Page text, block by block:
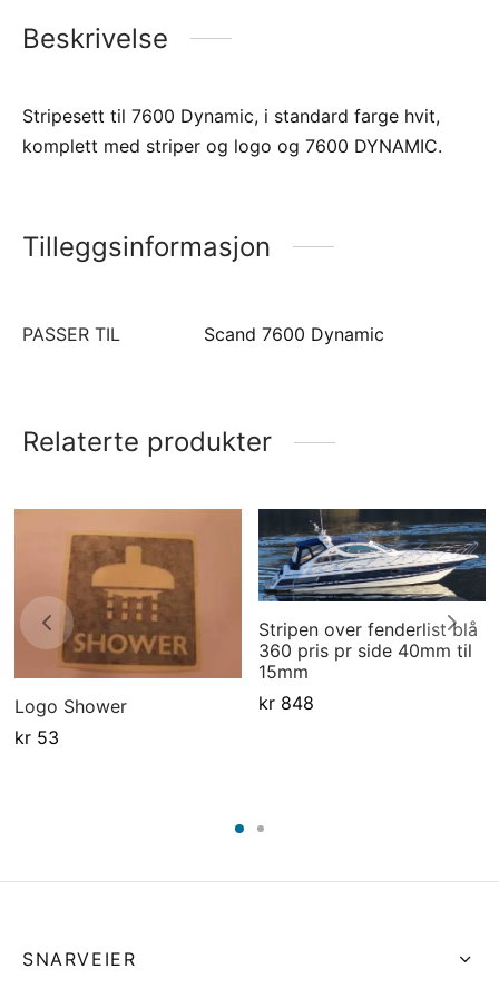
Beskrivelse
Stripesett til 7600 Dynamic, i standard farge hvit,
komplett med striper og logo og 7600 DYNAMIC.
Tilleggsinformasjon
PASSER TIL Scand 7600 Dynamic
Relaterte produkter
Logo Shower
kr53
Stripen over fenderlist blå
360 pris pr side 40mm til
15mm
kr848
SNARVEIER